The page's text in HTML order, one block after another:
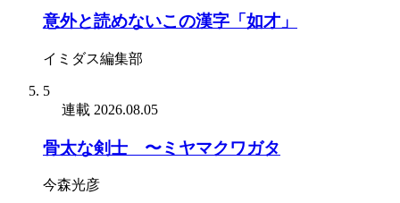
意外と読めないこの漢字「如才」
イミダス編集部
5
連載 2026.08.05
骨太な剣士 〜ミヤマクワガタ
今森光彦